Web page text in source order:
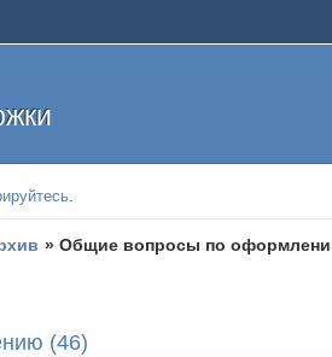
.
»Общие вопросы по
(46)